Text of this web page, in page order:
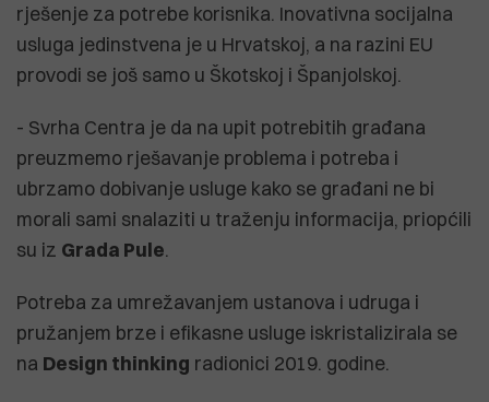
rješenje za potrebe korisnika. Inovativna socijalna
usluga jedinstvena je u Hrvatskoj, a na razini EU
provodi se još samo u Škotskoj i Španjolskoj.
- Svrha Centra je da na upit potrebitih građana
preuzmemo rješavanje problema i potreba i
ubrzamo dobivanje usluge kako se građani ne bi
morali sami snalaziti u traženju informacija, priopćili
su iz Grada Pule.
Potreba za umrežavanjem ustanova i udruga i
pružanjem brze i efikasne usluge iskristalizirala se
na Design thinking radionici 2019. godine.